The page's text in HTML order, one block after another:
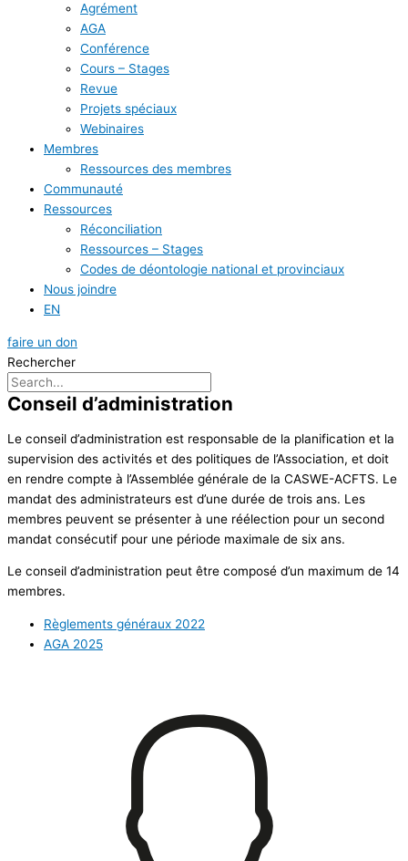
Agrément
AGA
Conférence
Cours – Stages
Revue
Projets spéciaux
Webinaires
Membres
Ressources des membres
Communauté
Ressources
Réconciliation
Ressources – Stages
Codes de déontologie national et provinciaux
Nous joindre
EN
faire un don
Rechercher
Conseil d’administration
Le conseil d’administration est responsable de la planification et la
supervision des activités et des politiques de l’Association, et doit
en rendre compte à l’Assemblée générale de la CASWE-ACFTS. Le
mandat des administrateurs est d’une durée de trois ans. Les
membres peuvent se présenter à une réélection pour un second
mandat consécutif pour une période maximale de six ans.
Le conseil d’administration peut être composé d’un maximum de 14
membres.
Règlements généraux 2022
AGA 2025